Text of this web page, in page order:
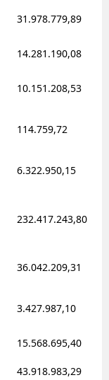
31.978.779,89
14.281.190,08
10.151.208,53
114.759,72
6.322.950,15
232.417.243,80
36.042.209,31
3.427.987,10
15.568.695,40
43.918.983,29